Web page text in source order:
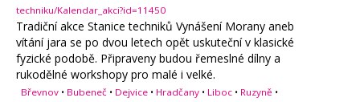
techniku/Kalendar_akci?id=11450
Tradiční akce Stanice techniků Vynášení Morany aneb
vítání jara se po dvou letech opět uskuteční v klasické
fyzické podobě. Připraveny budou řemeslné dílny a
rukodělné workshopy pro malé i velké.
Břevnov • Bubeneč • Dejvice • Hradčany • Liboc • Ruzyně •